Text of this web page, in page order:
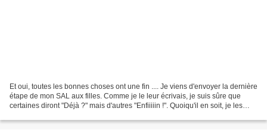
Et oui, toutes les bonnes choses ont une fin .... Je viens d'envoyer la dernière
étape de mon SAL aux filles. Comme je le leur écrivais, je suis sûre que
certaines diront "Déjà ?" mais d'autres "Enfiiiiin !". Quoiqu'il en soit, je les